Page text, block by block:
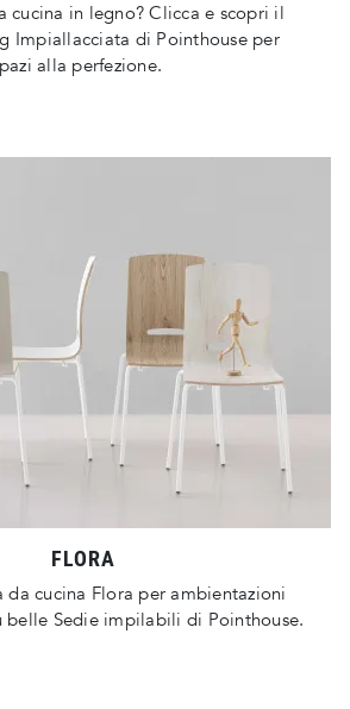
cucina in legno? Clicca e scopri il
Impiallacciata di Pointhouse per
alla perfezione.
FLORA
cucina Flora per ambientazioni
belle Sedie impilabili di Pointhouse.